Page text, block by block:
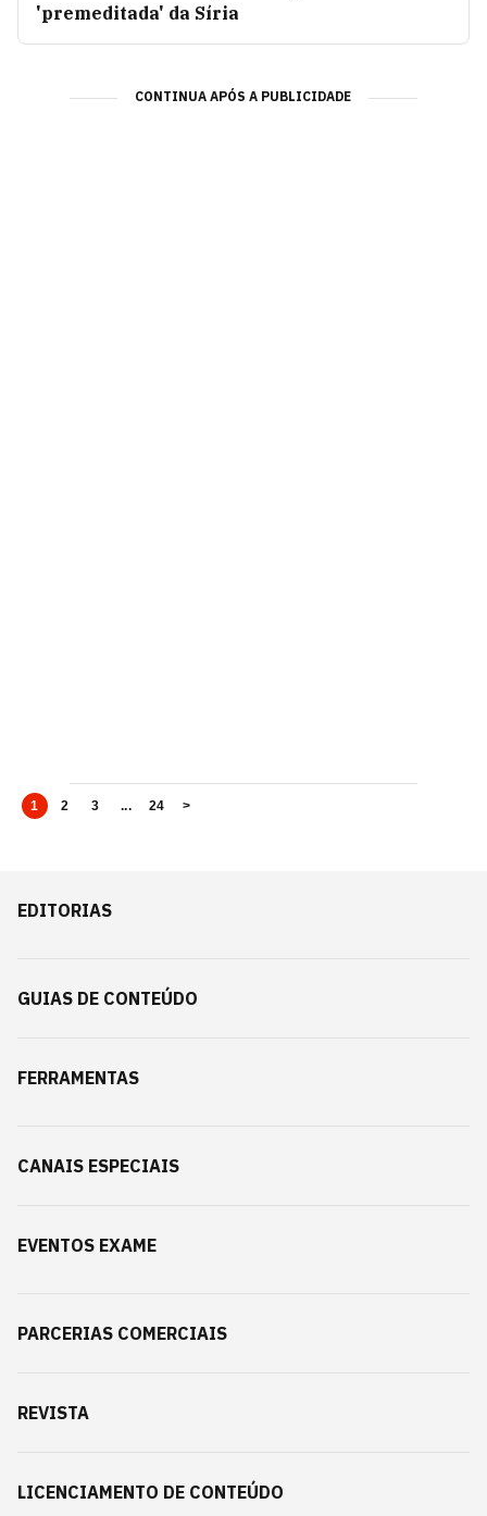
'premeditada' da Síria
CONTINUA APÓS A PUBLICIDADE
1 2 3 ... 24 >
EDITORIAS
GUIAS DE CONTEÚDO
FERRAMENTAS
CANAIS ESPECIAIS
EVENTOS EXAME
PARCERIAS COMERCIAIS
REVISTA
LICENCIAMENTO DE CONTEÚDO